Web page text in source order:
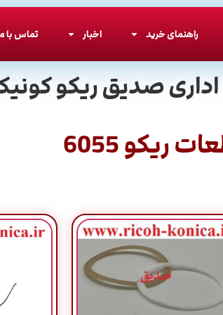
راهنمای خرید اخبار تماس با
صدیق ریکو
ریکو 6055